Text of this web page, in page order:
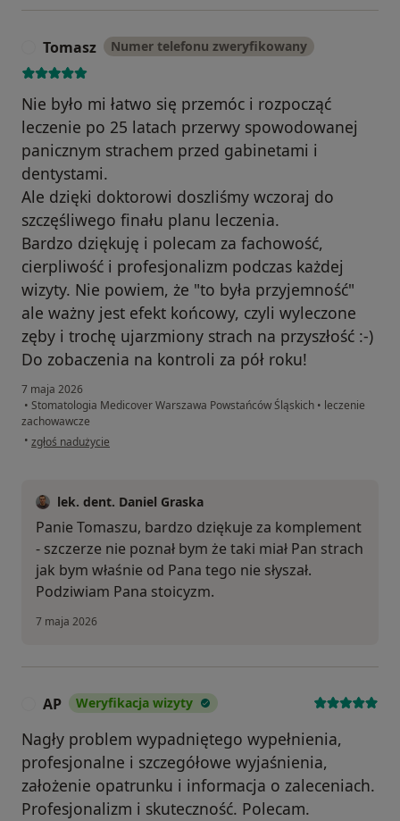
Tomasz Numer telefonu zweryfikowany
Nie było mi łatwo się przemóc i rozpocząć
leczenie po 25 latach przerwy spowodowanej
panicznym strachem przed gabinetami i
dentystami.
Ale dzięki doktorowi doszliśmy wczoraj do
szczęśliwego finału planu leczenia.
Bardzo dziękuję i polecam za fachowość,
cierpliwość i profesjonalizm podczas każdej
wizyty. Nie powiem, że "to była przyjemność"
ale ważny jest efekt końcowy, czyli wyleczone
zęby i trochę ujarzmiony strach na przyszłość :-)
Do zobaczenia na kontroli za pół roku!
7 maja 2026
• Stomatologia Medicover Warszawa Powstańców Śląskich • leczenie
zachowawcze
• w opinii użytkownika Tomasz
zgłoś nadużycie
lek. dent. Daniel Graska
Panie Tomaszu, bardzo dziękuje za komplement
- szczerze nie poznał bym że taki miał Pan strach
jak bym właśnie od Pana tego nie słyszał.
Podziwiam Pana stoicyzm.
7 maja 2026
AP Weryfikacja wizyty
Nagły problem wypadniętego wypełnienia,
profesjonalne i szczegółowe wyjaśnienia,
założenie opatrunku i informacja o zaleceniach.
Profesjonalizm i skuteczność. Polecam.